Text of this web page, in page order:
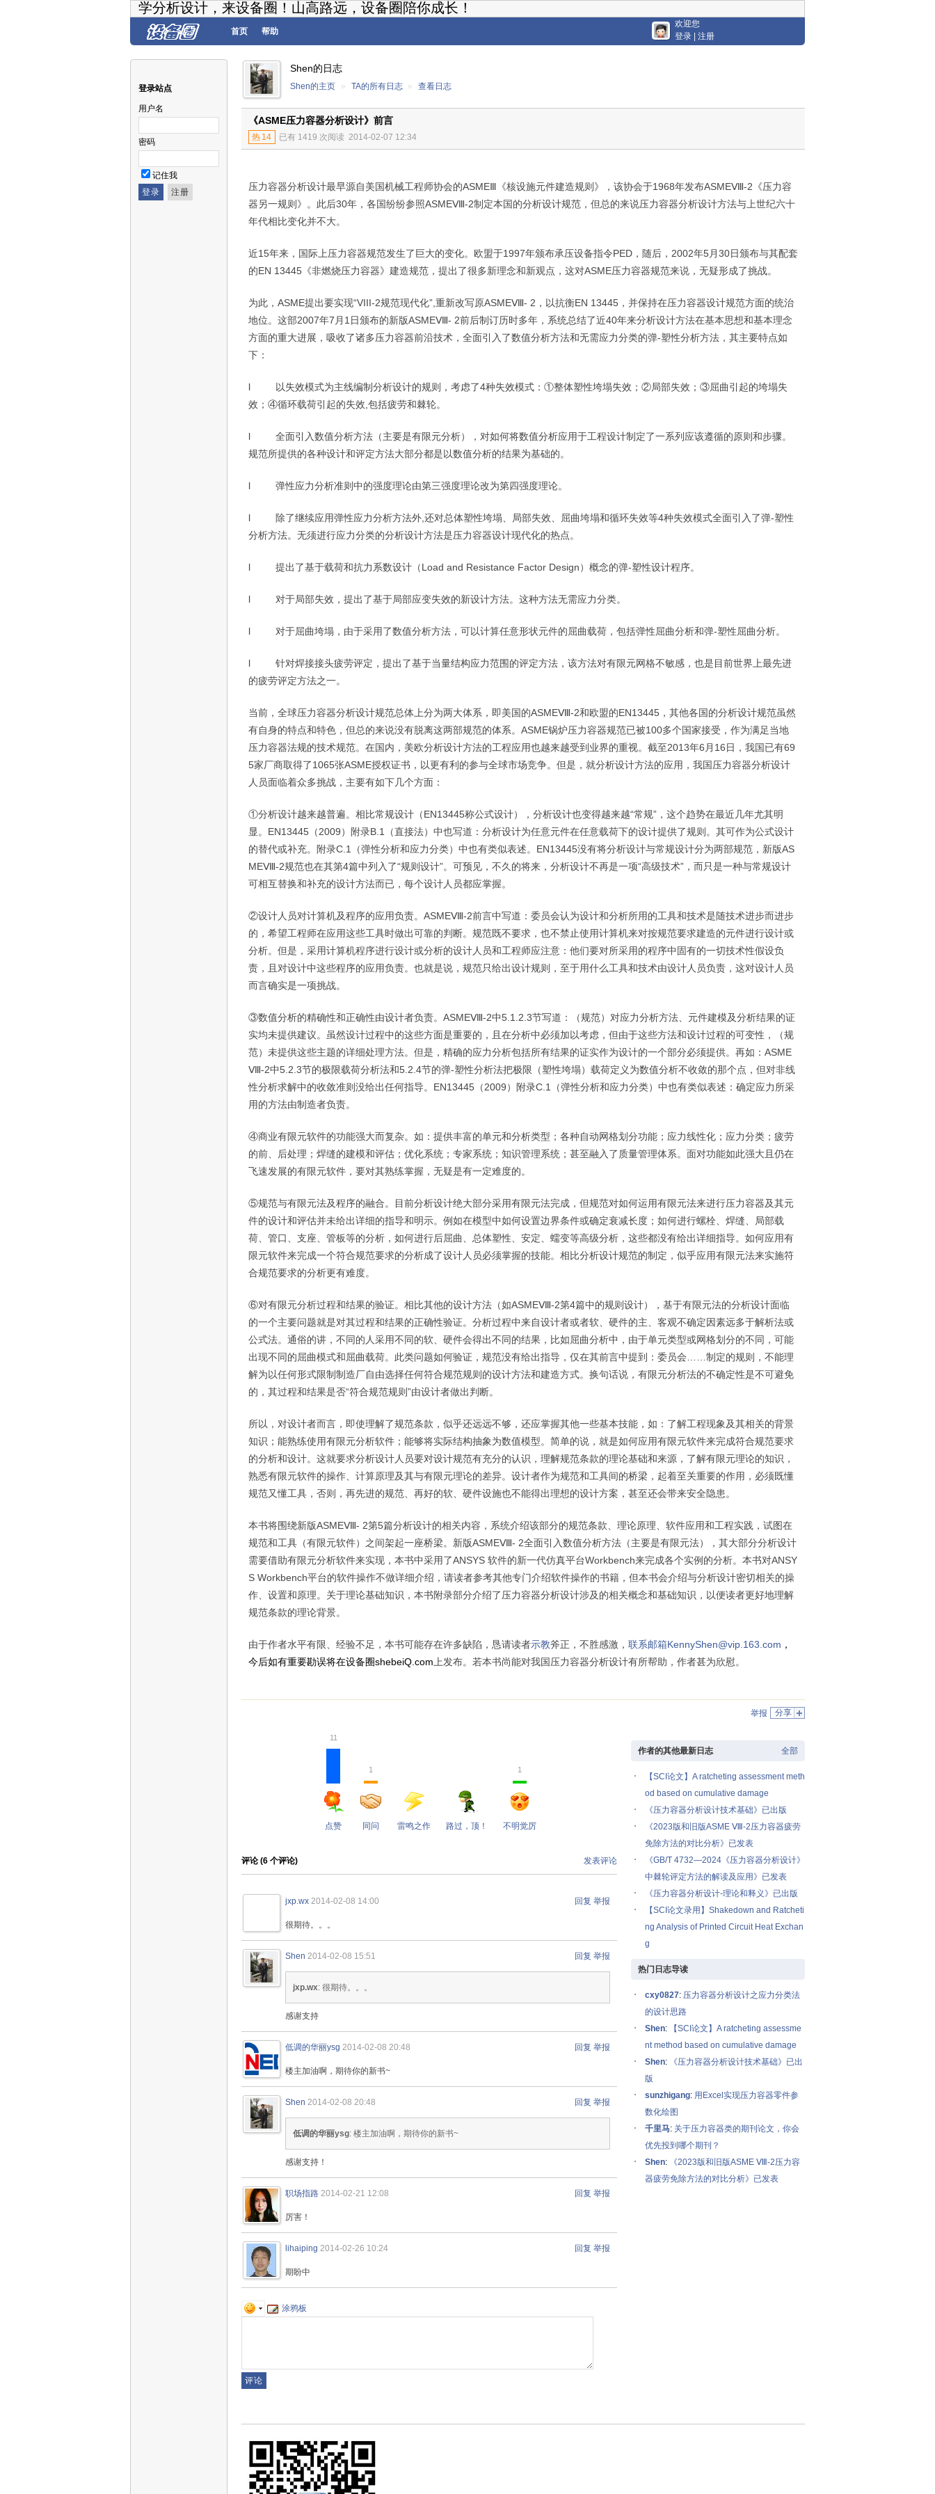
学分析设计，来设备圈！山高路远，设备圈陪你成长！
首页 帮助
欢迎您
登录
注册
登录站点
用户名
密码
记住我
Shen的日志
Shen的主页 » TA的所有日志 » 查看日志
《ASME压力容器分析设计》前言
热 14 已有 1419 次阅读 2014-02-07 12:34
压力容器分析设计最早源自美国机械工程师协会的ASMEⅢ《核设施元件建造规则》，该协会于1968年发布ASMEⅧ-2 《压力容
器另一规则》。此后30年，各国纷纷参照ASMEⅧ-2制定本国的分析设计规范，但总的来说压力容器分析设计方法与上世纪六十
年代相比变化并不大。
近15年来，国际上压力容器规范发生了巨大的变化。欧盟于1997年颁布承压设备指令PED ，随后， 2002年5月30日颁布与其配套
的EN 13445 《非燃烧压力容器》建造规范，提出了很多新理念和新观点，这对ASME压力容器规范来说，无疑形成了挑战。
为此， ASME提出要实现“VIII-2规范现代化” 重新改写原ASMEⅧ- 2 ，以抗衡EN 13445 ，并保持在压力容器设计规范方面的统治
地位。这部2007年7 月 1 日颁布的新版ASMEⅧ- 2前后制订历时多年，系统总结了近40年来分析设计方法在基本思想和基本理念
方面的重大进展，吸收了诸多压力容器前沿技术，全面引入了数值分析方法和无需应力分类的弹-塑性分析方法，其主要特点如
下：
l 以失效模式为主线编制分析设计的规则，考虑了4种失效模式：①整体塑性垮塌失效；②局部失效；③屈曲引起的垮塌失
效；④循环载荷引起的失效 包括疲劳和棘轮。
l
全面引入数值分析方法（主要是有限元分析），对如何将数值分析应用于工程设计制定了一系列应该遵循的原则和步骤。
规范所提供的各种设计和评定方法大部分都是以数值分析的结果为基础的。
l 弹性应力分析准则中的强度理论由第三强度理论改为第四强度理论。
l 除了继续应用弹性应力分析方法外 还对总体塑性垮塌、局部失效、屈曲垮塌和循环失效等4种失效模式全面引入了弹-塑性
分析方法。无须进行应力分类的分析设计方法是压力容器设计现代化的热点。
l 提出了基于载荷和抗力系数设计（Load and Resistance Factor Design）概念的弹-塑性设计程序。
l 对于局部失效，提出了基于局部应变失效的新设计方法。这种方法无需应力分类。
l 对于屈曲垮塌，由于采用了数值分析方法，可以计算任意形状元件的屈曲载荷，包括弹性屈曲分析和弹-塑性屈曲分析。
l
针对焊接接头疲劳评定，提出了基于当量结构应力范围的评定方法，该方法对有限元网格不敏感，也是目前世界上最先进
的疲劳评定方法之一。
当前，全球压力容器分析设计规范总体上分为两大体系，即美国的ASMEⅧ-2和欧盟的EN13445 ，其他各国的分析设计规范虽然
有自身的特点和特色，但总的来说没有脱离这两部规范的体系。 ASME锅炉压力容器规范已被100多个国家接受，作为满足当地
压力容器法规的技术规范。在国内，美欧分析设计方法的工程应用也越来越受到业界的重视。截至2013年6 月 16日 ，我国已有69
5家厂商取得了1065张ASME授权证书，以更有利的参与全球市场竞争。但是，就分析设计方法的应用，我国压力容器分析设计
人员面临着众多挑战，主要有如下几个方面：
①分析设计越来越普遍。相比常规设计（EN13445称公式设计），分析设计也变得越来越“常规”，这个趋势在最近几年尤其明
显。 EN13445 （2009）附录B.1
（直接法）中也写道：分析设计为任意元件在任意载荷下的设计提供了规则。其可作为公式设计
的替代或补充。附录C.1 （弹性分析和应力分类）中也有类似表述。 EN13445没有将分析设计与常规设计分为两部规范，新版AS
MEⅧ-2规范也在其第4篇中列入了“规则设计”。可预见，不久的将来，分析设计不再是一项“高级技术”，而只是一种与常规设计
可相互替换和补充的设计方法而已，每个设计人员都应掌握。
②设计人员对计算机及程序的应用负责。 ASMEⅧ-2前言中写道：委员会认为设计和分析所用的工具和技术是随技术进步而进步
的，希望工程师在应用这些工具时做出可靠的判断。规范既不要求，也不禁止使用计算机来对按规范要求建造的元件进行设计或
分析。但是，采用计算机程序进行设计或分析的设计人员和工程师应注意：他们要对所采用的程序中固有的一切技术性假设负
责，且对设计中这些程序的应用负责。也就是说，规范只给出设计规则，至于用什么工具和技术由设计人员负责，这对设计人员
而言确实是一项挑战。
③数值分析的精确性和正确性由设计者负责。 ASMEⅧ-2中5.1.2 .3节写道：（规范）对应力分析方法、元件建模及分析结果的证
实均未提供建议。虽然设计过程中的这些方面是重要的，且在分析中必须加以考虑，但由于这些方法和设计过程的可变性，（规
范）未提供这些主题的详细处理方法。但是，精确的应力分析包括所有结果的证实作为设计的一个部分必须提供。再如： ASME
Ⅷ-2中5.2.3节的极限载荷分析法和5.2.4节的弹-塑性分析法把极限（塑性垮塌）载荷定义为数值分析不收敛的那个点，但对非线
性分析求解中的收敛准则没给出任何指导。 EN13445 （2009）附录C.1
（弹性分析和应力分类）中也有类似表述：确定应力所采
用的方法由制造者负责。
④商业有限元软件的功能强大而复杂。如：提供丰富的单元和分析类型；各种自动网格划分功能；应力线性化；应力分类；疲劳
的前、后处理；焊缝的建模和评估；优化系统；专家系统；知识管理系统；甚至融入了质量管理体系。面对功能如此强大且仍在
飞速发展的有限元软件，要对其熟练掌握，无疑是有一定难度的。
⑤规范与有限元法及程序的融合。目前分析设计绝大部分采用有限元法完成，但规范对如何运用有限元法来进行压力容器及其元
件的设计和评估并未给出详细的指导和明示。例如在模型中如何设置边界条件或确定衰减长度；如何进行螺栓、焊缝、局部载
荷、管口、支座、管板等的分析，如何进行后屈曲、总体塑性、安定、蠕变等高级分析，这些都没有给出详细指导。如何应用有
限元软件来完成一个符合规范要求的分析成了设计人员必须掌握的技能。相比分析设计规范的制定，似乎应用有限元法来实施符
合规范要求的分析更有难度。
⑥对有限元分析过程和结果的验证。相比其他的设计方法（如ASMEⅧ-2第4篇中的规则设计），基于有限元法的分析设计面临
的一个主要问题就是对其过程和结果的正确性验证。分析过程中来自设计者或者软、硬件的主、客观不确定因素远多于解析法或
公式法。通俗的讲，不同的人采用不同的软、硬件会得出不同的结果，比如屈曲分析中，由于单元类型或网格划分的不同，可能
出现不同的屈曲模式和屈曲载荷。此类问题如何验证，规范没有给出指导，仅在其前言中提到：委员会……制定的规则，不能理
解为以任何形式限制制造厂自由选择任何符合规范规则的设计方法和建造方式。换句话说，有限元分析法的不确定性是不可避免
的，其过程和结果是否“符合规范规则”由设计者做出判断。
所以，对设计者而言，即使理解了规范条款，似乎还远远不够，还应掌握其他一些基本技能，如：了解工程现象及其相关的背景
知识；能熟练使用有限元分析软件；能够将实际结构抽象为数值模型。简单的说，就是如何应用有限元软件来完成符合规范要求
的分析和设计。这就要求分析设计人员要对设计规范有充分的认识，理解规范条款的理论基础和来源，了解有限元理论的知识，
熟悉有限元软件的操作、计算原理及其与有限元理论的差异。设计者作为规范和工具间的桥梁，起着至关重要的作用，必须既懂
规范又懂工具，否则，再先进的规范、再好的软、硬件设施也不能得出理想的设计方案，甚至还会带来安全隐患。
本书将围绕新版ASMEⅧ- 2第5篇分析设计的相关内容，系统介绍该部分的规范条款、理论原理、软件应用和工程实践，试图在
规范和工具（有限元软件）之间架起一座桥梁。新版ASMEⅧ- 2全面引入数值分析方法（主要是有限元法），其大部分分析设计
需要借助有限元分析软件来实现，本书中采用了ANSYS 软件的新一代仿真平台Workbench来完成各个实例的分析。本书对ANSY
S Workbench平台的软件操作不做详细介绍，请读者参考其他专门介绍软件操作的书籍，但本书会介绍与分析设计密切相关的操
作、设置和原理。关于理论基础知识，本书附录部分介绍了压力容器分析设计涉及的相关概念和基础知识，以便读者更好地理解
规范条款的理论背景。
由于作者水平有限、经验不足，本书可能存在许多缺陷，恳请读者示教斧正，不胜感激， 联系邮箱KennyShen@vip.163.com ，
今后如有重要勘误将在设备圈shebeiQ .com 上发布。若本书尚能对我国压力容器分析设计有所帮助，作者甚为欣慰。
分享
举报
11
点赞
1
同问 雷鸣之作 路过，顶！
1
不明觉厉
发表评论
评论 (6 个评论)
回复 举报
jxp.wx 2014-02-08 14:00
很期待。。。
回复 举报
Shen 2014-02-08 15:51
jxp.wx: 很期待。。。
感谢支持
回复 举报
低调的华丽ysg 2014-02-08 20:48
楼主加油啊，期待你的新书~
回复 举报
Shen 2014-02-08 20:48
低调的华丽ysg: 楼主加油啊，期待你的新书~
感谢支持！
回复 举报
职场指路 2014-02-21 12:08
厉害！
回复 举报
lihaiping 2014-02-26 10:24
期盼中
涂鸦板
全部
作者的其他最新日志
【SCI论文】A ratcheting assessment meth
od based on cumulative damage
《压力容器分析设计技术基础》已出版
《2023版和旧版ASME Ⅷ-2压力容器疲劳
免除方法的对比分析》已发表
《GB/T 4732—2024《压力容器分析设计》
中棘轮评定方法的解读及应用》已发表
《压力容器分析设计-理论和释义》已出版
【SCI论文录用】Shakedown and Ratcheti
ng Analysis of Printed Circuit Heat Exchan
g
热门日志导读
cxy0827: 压力容器分析设计之应力分类法
的设计思路
Shen:
【SCI论文】A ratcheting assessme
nt method based on cumulative damage
Shen:
《压力容器分析设计技术基础》已出
版
sunzhigang: 用Excel实现压力容器零件参
数化绘图
千里马: 关于压力容器类的期刊论文，你会
优先投到哪个期刊？
Shen:
《2023版和旧版ASME Ⅷ-2压力容
器疲劳免除方法的对比分析》已发表